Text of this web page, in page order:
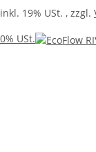
inkl. 19% USt. , zzgl.
0% USt.